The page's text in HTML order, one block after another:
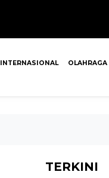
INTERNASIONAL OLAHRAGA
TERKINI